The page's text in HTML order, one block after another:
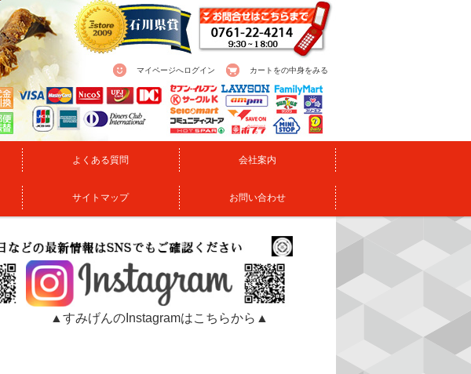
マイページへログイン カートをの中身をみる
よくある質問 会社案内
サイトマップ お問い合わせ
▲すみげんのInstagramはこちらから▲